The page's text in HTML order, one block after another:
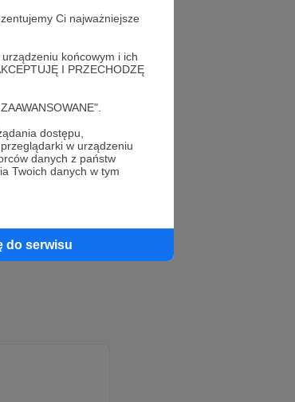
Ci najważniejsze
końcowym i ich
I PRZECHODZĘ
dostępu,
w urządzeniu
danych z państw
Twoich danych w tym
do serwisu